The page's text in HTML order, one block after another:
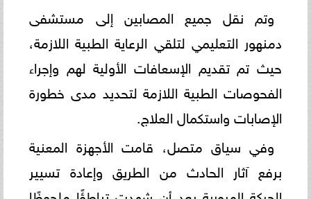
وتم نقل جميع المصابين إلى مستشفى
دمنهور التعليمي لتلقي الرعاية الطبية اللازمة،
حيث تم تقديم الإسعافات الأولية لهم وإجراء
الفحوصات الطبية اللازمة لتحديد مدى خطورة
الإصابات واستكمال العلاج.
وفي سياق متصل، قامت الأجهزة المعنية
برفع آثار الحادث من الطريق وإعادة تسيير